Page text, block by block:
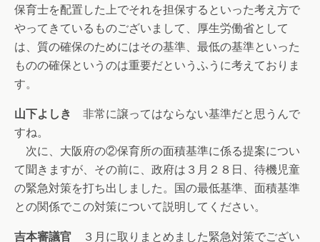
保育士を配置した上でそれを担保するといった考え方で
やってきているものございまして、厚生労働省として
は、質の確保のためにはその基準、最低の基準といった
ものの確保というのは重要だというふうに考えておりま
す。
山下よしき
非常に譲ってはならない基準だと思うんで
すね。
次に、大阪府の②保育所の面積基準に係る提案につい
て聞きますが、その前に、政府は３月２８日、待機児童
の緊急対策を打ち出しました。国の最低基準、面積基準
との関係でこの対策について説明してください。
吉本審議官 ３月に取りまとめました緊急対策でござい